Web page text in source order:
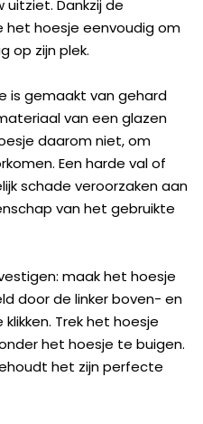
Dankzij de
het hoesje eenvoudig om
op zijn plek.
is gemaakt van gehard
van een glazen
daarom niet, om
Een harde val of
schade veroorzaken aan
van het gebruikte
maak het hoesje
door de linker boven- en
Trek het hoesje
het hoesje te buigen.
het zijn perfecte